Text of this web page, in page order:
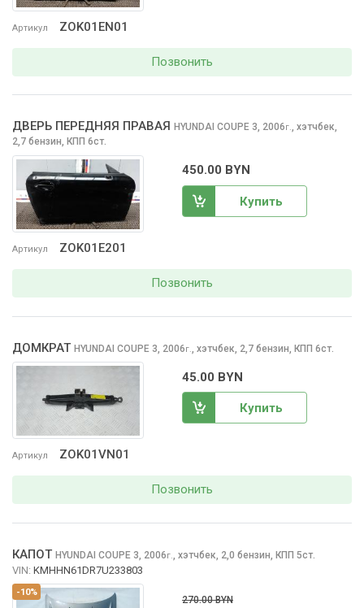
Артикул ZOK01EN01
Позвонить
Артикул ZOK01E201
ДВЕРЬ ПЕРЕДНЯЯ ПРАВАЯ HYUNDAI COUPE 3, 2006г., хэтчбек,
2,7 бензин, КПП 6ст.
450.00 BYN
Купить
Позвонить
Артикул ZOK01VN01
ДОМКРАТ HYUNDAI COUPE 3, 2006г. хэтчбек, 2,7 бензин, КПП 6ст.
45.00 BYN
Купить
Позвонить
-10%
КАПОТ HYUNDAI COUPE 3, 2006г. хэтчбек, 2,0 бензин, КПП 5ст.
VIN: KMHHN61DR7U233803
270.00 BYN